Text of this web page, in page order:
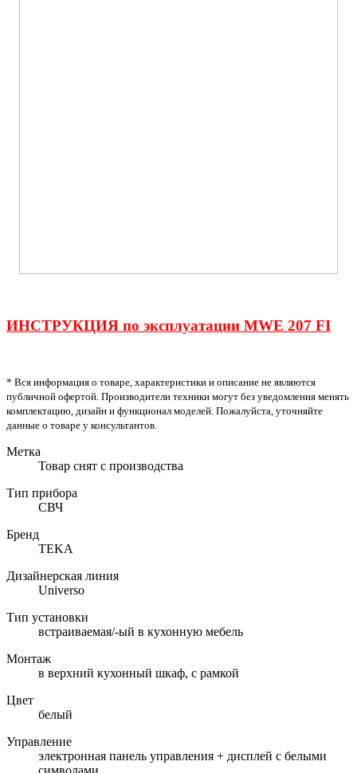
ИНСТРУКЦИЯ по эксплуатации MWE 207 FI
* Вся информация о товаре, характеристики и описание не являются
публичной офертой. Производители техники могут без уведомления менять
комплектацию, дизайн и функционал моделей. Пожалуйста, уточняйте
данные о товаре у консультантов.
Метка
Товар снят с производства
Тип прибора
СВЧ
Бренд
TEKA
Дизайнерская линия
Universo
Тип установки
встраиваемая/-ый в кухонную мебель
Монтаж
в верхний кухонный шкаф, с рамкой
Цвет
белый
Управление
электронная панель управления + дисплей с белыми
символами